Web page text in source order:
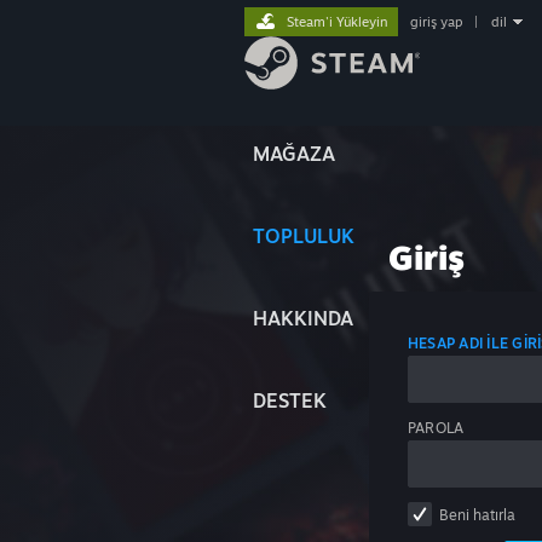
MAĞAZA
TOPLULUK
HAKKINDA
DESTEK
Steam'i Yükleyin giriş yap dil
Giriş
HESAP ADI ILE
PAROLA
Beni hatırla